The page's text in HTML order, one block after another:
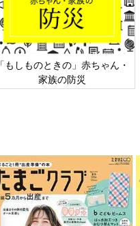
「もしものときの」赤ちゃん・
家族の防災